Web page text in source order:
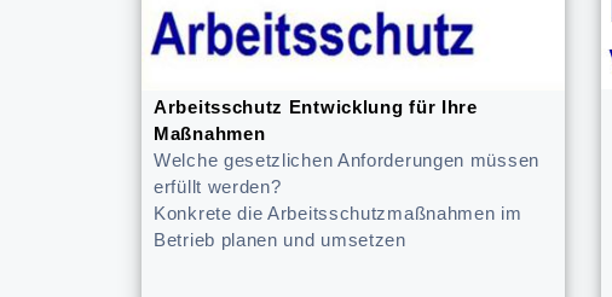
Arbeitsschutz Entwicklung für Ihre
Maßnahmen
Welche gesetzlichen Anforderungen müssen
erfüllt werden?
Konkrete die Arbeitsschutzmaßnahmen im
Betrieb planen und umsetzen